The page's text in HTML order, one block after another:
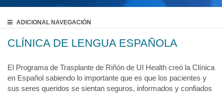
ADICIONAL NAVEGACIÓN
CLÍNICA DE LENGUA ESPAÑOLA
El Programa de Trasplante de Riñón de UI Health creó la Clínica
en Español sabiendo lo importante que es que los pacientes y
sus seres queridos se sientan seguros, informados y confiados